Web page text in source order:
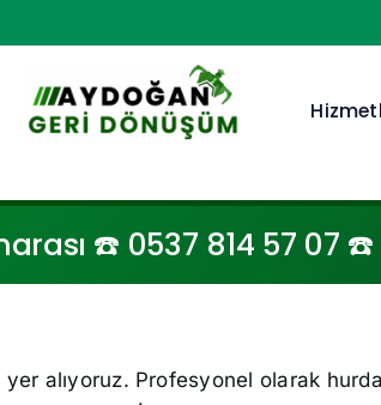
☎️ 0537 814 57 07 ☎️
yer alıyoruz. Profesyonel olarak hurda